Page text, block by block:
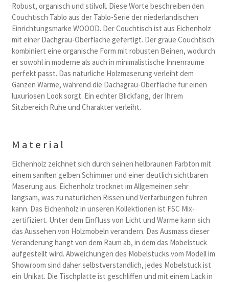
Robust, organisch und stilvoll. Diese Worte beschreiben den
Couchtisch Tablo aus der Tablo-Serie der niederlandischen
Einrichtungsmarke WOOOD. Der Couchtisch ist aus Eichenholz
mit einer Dachgrau-Oberflache gefertigt. Der graue Couchtisch
kombiniert eine organische Form mit robusten Beinen, wodurch
er sowohl in moderne als auch in minimalistische Innenraume
perfekt passt. Das naturliche Holzmaserung verleiht dem
Ganzen Warme, wahrend die Dachagrau-Oberflache fur einen
luxuriosen Look sorgt. Ein echter Blickfang, der Ihrem
Sitzbereich Ruhe und Charakter verleiht.
Material
Eichenholz zeichnet sich durch seinen hellbraunen Farbton mit
einem sanften gelben Schimmer und einer deutlich sichtbaren
Maserung aus. Eichenholz trocknet im Allgemeinen sehr
langsam, was zu naturlichen Rissen und Verfarbungen fuhren
kann. Das Eichenholz in unseren Kollektionen ist FSC Mix-
zertifiziert. Unter dem Einfluss von Licht und Warme kann sich
das Aussehen von Holzmobeln verandern. Das Ausmass dieser
Veranderung hangt von dem Raum ab, in dem das Mobelstuck
aufgestellt wird. Abweichungen des Mobelstucks vom Modell im
Showroom sind daher selbstverstandlich, jedes Mobelstuck ist
ein Unikat. Die Tischplatte ist geschliffen und mit einem Lack in